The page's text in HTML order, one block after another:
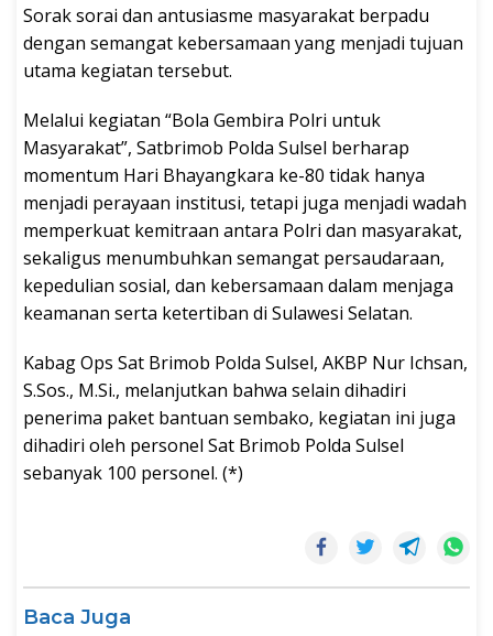
Sorak sorai dan antusiasme masyarakat berpadu
dengan semangat kebersamaan yang menjadi tujuan
utama kegiatan tersebut.
Melalui kegiatan “Bola Gembira Polri untuk
Masyarakat”, Satbrimob Polda Sulsel berharap
momentum Hari Bhayangkara ke-80 tidak hanya
menjadi perayaan institusi, tetapi juga menjadi wadah
memperkuat kemitraan antara Polri dan masyarakat,
sekaligus menumbuhkan semangat persaudaraan,
kepedulian sosial, dan kebersamaan dalam menjaga
keamanan serta ketertiban di Sulawesi Selatan.
Kabag Ops Sat Brimob Polda Sulsel, AKBP Nur Ichsan,
S.Sos., M.Si., melanjutkan bahwa selain dihadiri
penerima paket bantuan sembako, kegiatan ini juga
dihadiri oleh personel Sat Brimob Polda Sulsel
sebanyak 100 personel. (*)
Baca Juga